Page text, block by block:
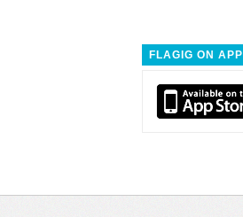
FLAGIG ON APP